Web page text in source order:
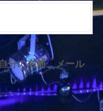
分の名前、メール